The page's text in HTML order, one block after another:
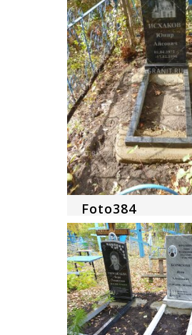
Foto384